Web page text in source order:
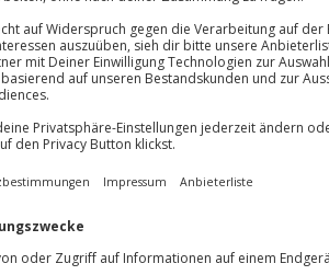
Erlebnis! In Bad
ein glitzerndes Spektakel
zauberhafte Welt des Drag
Kostüme, leuchtende Drag-
Travestiekunst, in der Männer
lebendige und bunte
Künstler wird Dich verzaubern.
in Bad
Begeisterung